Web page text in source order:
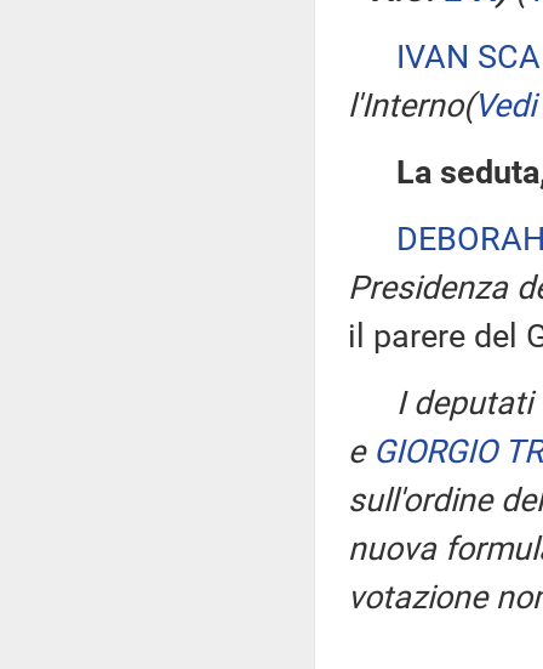
IVAN
l'Interno(Vedi
La
Presidenza
il parere del
I deputati
e GIORGIO
sull'ordine
nuova
votazione